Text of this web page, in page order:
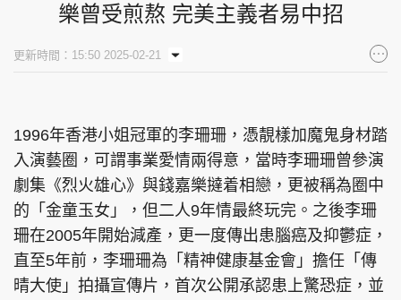
樂曾受煎熬 完美主義者易中招
更新時間：15:50 2025-02-21
1996年香港小姐冠軍的李珊珊，憑靚樣加魔鬼身材踏
入演藝圈，可謂事業愛情兩得意，當時李珊珊曾參演
劇集《烈火雄心》與錢嘉樂撻着相戀，更被稱為圈中
的「金童玉女」，但二人9年情最終玩完。之後李珊
珊在2005年開始減產，更一度傳出患腦癌及抑鬱症，
直至5年前，李珊珊為「精神健康基金會」擔任「傳
晴大使」拍攝宣傳片，首次公開承認患上驚恐症，並